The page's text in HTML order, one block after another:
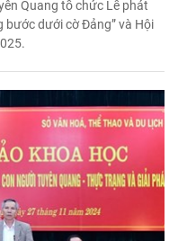
Quang tổ chức Lễ phát
bước dưới cờ Đảng” và Hội